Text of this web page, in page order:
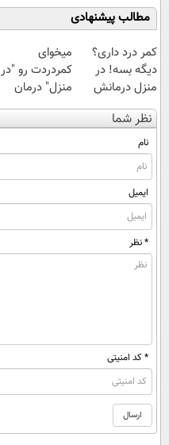
مطالب پیشنهادی
کمر درد داری؟
دیگه بسه! در
منزل درمانش
کن
(◀پرسش‌نامه)
میخوای
کمردردت رو "در
منزل" درمان
کنی؟ (◂فیلم +
◂پرسش‌نامه)
نظر شما
نام
ایمیل
* نظر
* کد امنیتی